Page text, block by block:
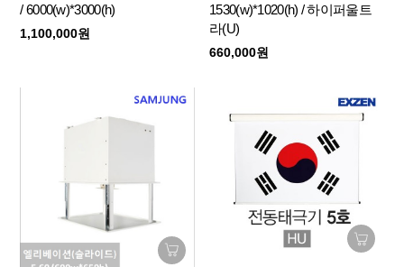
/ 6000(w)*3000(h)
1,100,000원
1530(w)*1020(h) / 하이퍼울트
라(U)
660,000원